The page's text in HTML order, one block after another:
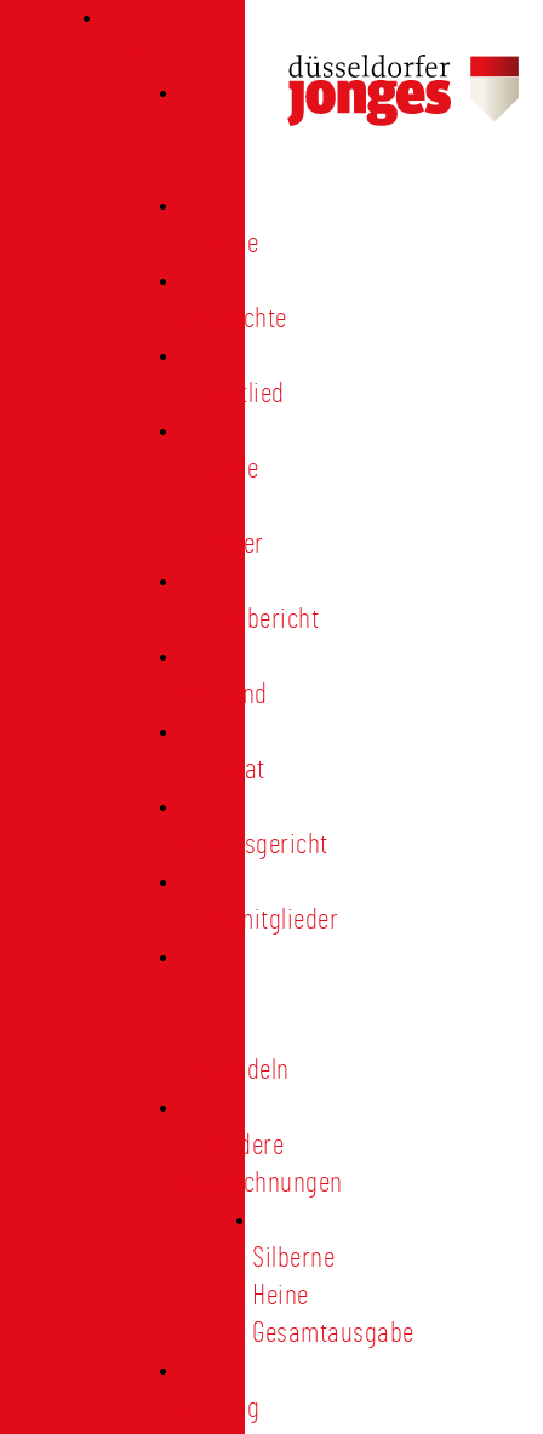
Termine
Geschichte
Heimatlied
Freunde
Förderer
Jahresbericht
Vorstand
Ehrenrat
Schiedsgericht
Ehrenmitglieder
Treunadeln
Besondere
Auszeichnungen
Silberne
Heine
Gesamtausgabe
Satzung